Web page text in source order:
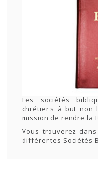
Les sociétés
chrétiens à but non
mission de rendre la
Vous trouverez
différentes Sociétés